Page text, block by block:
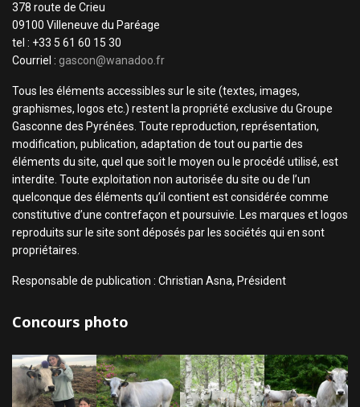
378 route de Crieu
09100 Villeneuve du Paréage
tel : +33 5 61 60 15 30
Courriel : gascon@wanadoo.fr
Tous les éléments accessibles sur le site (textes, images,
graphismes, logos etc.) restent la propriété exclusive du Groupe
Gasconne des Pyrénées. Toute reproduction, représentation,
modification, publication, adaptation de tout ou partie des
éléments du site, quel que soit le moyen ou le procédé utilisé, est
interdite. Toute exploitation non autorisée du site ou de l’un
quelconque des éléments qu’il contient est considérée comme
constitutive d’une contrefaçon et poursuivie. Les marques et logos
reproduits sur le site sont déposés par les sociétés qui en sont
propriétaires.
Responsable de publication : Christian Asna, Président
Concours photo